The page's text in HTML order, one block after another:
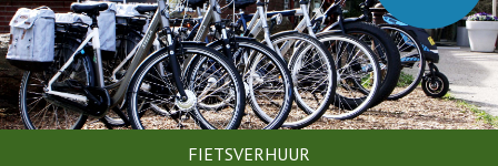
FIETSVERHUUR